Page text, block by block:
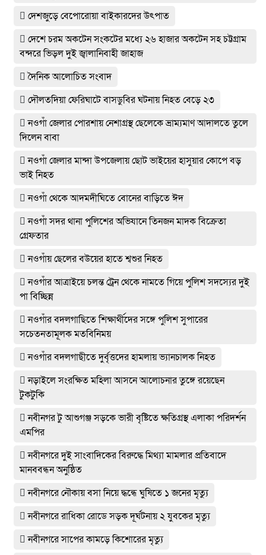
দেশজুড়ে বেপোরোয়া বাইকারদের উৎপাত
দেশে চরম অকটেন সংকটের মধ্যে ২৬ হাজার অকটেন সহ চট্টগ্রাম
বন্দরে ভিড়ল দুই জ্বালানিবাহী জাহাজ
দৈনিক আলোচিত সংবাদ
দৌলতদিয়া ফেরিঘাটে বাসডুবির ঘটনায় নিহত বেড়ে ২৩
নওগাঁ জেলার পোরশায় নেশাগ্রস্থ ছেলেকে ভ্রাম্যমাণ আদালতে তুলে
দিলেন বাবা
নওগাঁ জেলার মান্দা উপজেলায় ছোট ভাইয়ের হাসুয়ার কোপে বড়
ভাই নিহত
নওগাঁ থেকে আদমদীঘিতে বোনের বাড়িতে ঈদ
নওগাঁ সদর থানা পুলিশের অভিযানে তিনজন মাদক বিক্রেতা
গ্রেফতার
নওগাঁয় ছেলের বউয়ের হাতে শ্বশুর নিহত
নওগাঁর আত্রাইয়ে চলন্ত ট্রেন থেকে নামতে গিয়ে পুলিশ সদস্যের দুই
পা বিচ্ছিন্ন
নওগাঁর বদলগাছিতে শিক্ষার্থীদের সঙ্গে পুলিশ সুপারের
সচেতনতামূলক মতবিনিময়
নওগাঁর বদলগাছীতে দুর্বৃত্তদের হামলায় ভ্যানচালক নিহত
নড়াইলে সংরক্ষিত মহিলা আসনে আলোচনার তুঙ্গে রয়েছেন
টুকটুকি
নবীনগর টু আশুগঞ্জ সড়কে ভারী বৃষ্টিতে ক্ষতিগ্রস্থ এলাকা পরিদর্শন
এমপির
নবীনগরে দুই সাংবাদিকের বিরুদ্ধে মিথ্যা মামলার প্রতিবাদে
মানববন্ধন অনুষ্ঠিত
নবীনগরে নৌকায় বসা নিয়ে দ্ধন্ধে ঘুষিতে ১ জনের মৃত্যু
নবীনগরে রাধিকা রোডে সড়ক দূর্ঘটনায় ২ যুবকের মৃত্যু
নবীনগরে সাপের কামড়ে কিশোরের মৃত্যু